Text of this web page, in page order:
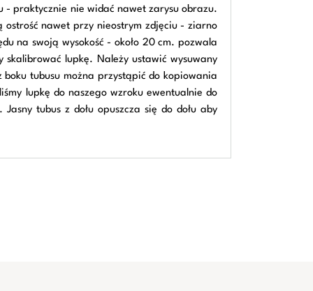
- praktycznie nie widać nawet zarysu obrazu.
ostrość nawet przy nieostrym zdjęciu - ziarno
na swoją wysokość - około 20 cm. pozwala
lupkę. Należy ustawić wysuwany
tubusu można przystąpić do kopiowania
lupkę do naszego wzroku ewentualnie do
tubus z dołu opuszcza się do dołu aby